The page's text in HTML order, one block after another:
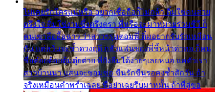
ไม่เคยรักใครแน่หรือ อยากเชื่อถือก็ไม่กล้า ติ๋มใช่คนสวย
ตรึงใจ ติ๋มใช่งามซึ้งตรึงตรา พี่หรือจะมาหมายร่วมชีวี ก็
คนเขาลืออื้อฉาว ว่าสาวๆรุมตอมพี่ ติ๋มอยากรับรักเหมือน
กัน แต่หวั่นจะช้ำดวงฤดี กลัวแฟนของพี่ชี้หน้าด่าทอ ก็คน
ชื่อต๋อยต้อยตุ้มตุ๋ยต่าย พี่ยังลืมได้ง่ายๆเลยหนอ แค่ตัวเรา
สาวบ้านนา แสนจะซอมซ่อ ขืนรักขืนรอคงช้ำสักวัน ถ้า
จริงเหมือนคำพร่ำเฉลย พี่อย่าเฉยรีบมาหมั้น ถ้าพี่สู่ขอ